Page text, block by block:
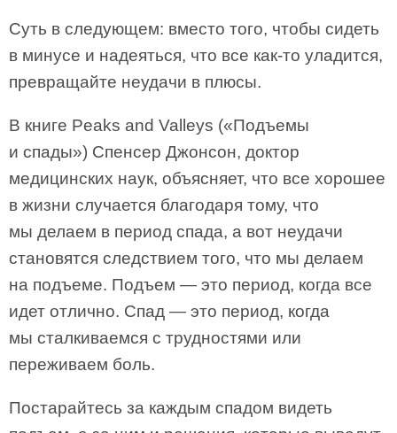
Суть в следующем: вместо того, чтобы сидеть
в минусе и надеяться, что все как-то уладится,
превращайте неудачи в плюсы.
В книге Peaks and Valleys («Подъемы
и спады») Спенсер Джонсон, доктор
медицинских наук, объясняет, что все хорошее
в жизни случается благодаря тому, что
мы делаем в период спада, а вот неудачи
становятся следствием того, что мы делаем
на подъеме. Подъем — это период, когда все
идет отлично. Спад — это период, когда
мы сталкиваемся с трудностями или
переживаем боль.
Постарайтесь за каждым спадом видеть